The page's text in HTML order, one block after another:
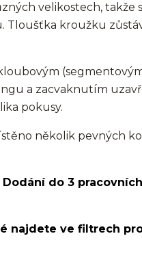
velikostech, takže
Tloušťka kroužku
a zacvaknutím
pokusy.
několik pevných
do 3
najdete ve filtrech